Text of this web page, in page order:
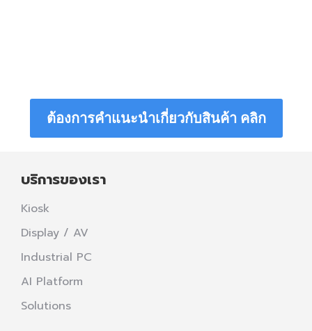
ต้องการคำแนะนำเกี่ยวกับสินค้า คลิก
บริการของเรา
Kiosk
Display / AV
Industrial PC
AI Platform
Solutions